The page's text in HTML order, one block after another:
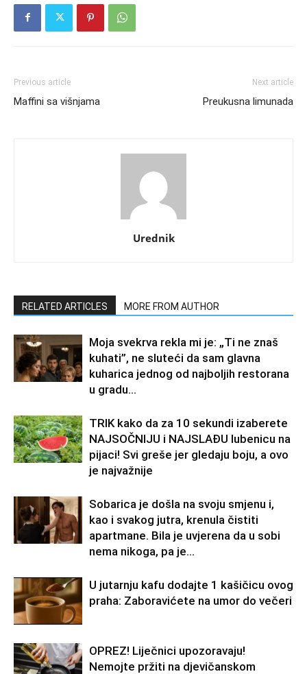
Previous article
Maffini sa višnjama
Next article
Preukusna limunada
Urednik
RELATED ARTICLES MORE FROM AUTHOR
Moja svekrva rekla mi je: „Ti ne znaš
kuhati”, ne sluteći da sam glavna
kuharica jednog od najboljih restorana
u gradu…
TRIK kako da za 10 sekundi izaberete
NAJSOČNIJU i NAJSLAĐU lubenicu na
pijaci! Svi greše jer gledaju boju, a ovo
je najvažnije
Sobarica je došla na svoju smjenu i,
kao i svakog jutra, krenula čistiti
apartmane. Bila je uvjerena da u sobi
nema nikoga, pa je...
U jutarnju kafu dodajte 1 kašičicu ovog
praha: Zaboravićete na umor do večeri
OPREZ! Liječnici upozoravaju!
Nemojte pržiti na djevičanskom